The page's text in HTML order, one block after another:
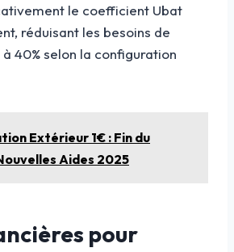
le coefficient Ubat
réduisant les besoins de
40% selon la configuration
Extérieur 1€ : Fin du
Aides 2025
pour